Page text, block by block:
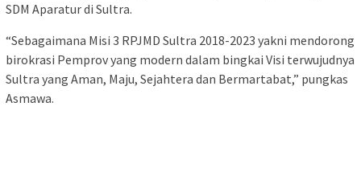
SDM Aparatur di Sultra.
“Sebagaimana Misi 3 RPJMD Sultra 2018-2023 yakni mendorong
birokrasi Pemprov yang modern dalam bingkai Visi terwujudnya
Sultra yang Aman, Maju, Sejahtera dan Bermartabat,” pungkas
Asmawa.